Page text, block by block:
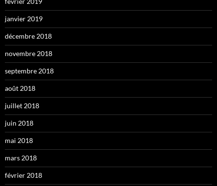
janvier 2019
décembre 2018
novembre 2018
septembre 2018
août 2018
juillet 2018
juin 2018
mai 2018
mars 2018
février 2018